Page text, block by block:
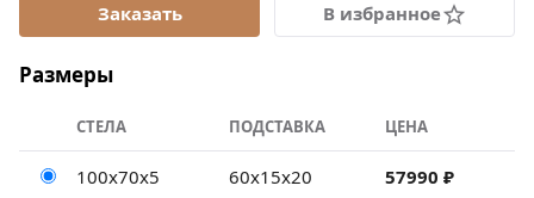
В избранное
Размеры
СТЕЛА ПОДСТАВКА ЦЕНА
100х70х5 60х15х20 57990 ₽